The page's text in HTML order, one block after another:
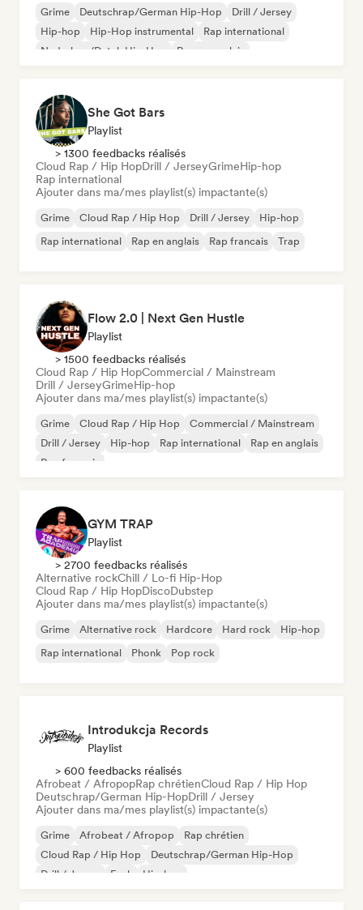
Grime Deutschrap/German Hip-Hop
Drill / Jersey
Hip-hop
Hip-Hop instrumental
Rap international
Nederhop/Dutch Hip-Hop
Rap en anglais
She Got Bars
Playlist
> 1300 feedbacks réalisés
Cloud Rap / Hip HopDrill / JerseyGrimeHip-hop
Rap international
Ajouter dans ma/mes playlist(s) impactante(s)
Grime Cloud Rap / Hip Hop Drill / Jersey
Hip-hop
Rap international
Rap en anglais Rap francais Trap
Flow 2.0 | Next Gen Hustle
Playlist
> 1500 feedbacks réalisés
Cloud Rap / Hip HopCommercial / Mainstream
Drill / JerseyGrimeHip-hop
Ajouter dans ma/mes playlist(s) impactante(s)
Grime Cloud Rap / Hip Hop
Commercial / Mainstream
Drill / Jersey
Hip-hop Rap international
Rap en anglais
Rap francais
GYM TRAP
Playlist
> 2700 feedbacks réalisés
Alternative rockChill / Lo-fi Hip-Hop
Cloud Rap / Hip HopDiscoDubstep
Ajouter dans ma/mes playlist(s) impactante(s)
Grime Alternative rock Hardcore Hard rock
Hip-hop
Rap international
Phonk Pop rock
Introdukcja Records
Playlist
> 600 feedbacks réalisés
Afrobeat / AfropopRap chrétienCloud Rap / Hip Hop
Deutschrap/German Hip-HopDrill / Jersey
Ajouter dans ma/mes playlist(s) impactante(s)
Grime Afrobeat / Afropop
Rap chrétien
Cloud Rap / Hip Hop
Deutschrap/German Hip-Hop
Drill / Jersey
Funk Hip-hop